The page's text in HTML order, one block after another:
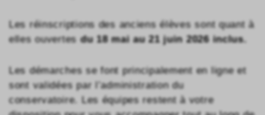
Les réinscriptions des anciens élèves sont quant à
elles ouvertesdu 18 mai au 21 juin 2026 inclus.
Les démarches se font principalement en ligne et
sont validées par l’administration du
conservatoire. Les équipes restent à votre